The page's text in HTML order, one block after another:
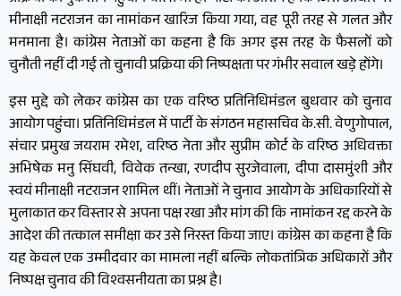
मीनाक्षी नटराजन का नामांकन खारिज किया गया, वह पूरी तरह से गलत और
मनमाना है। कांग्रेस नेताओं का कहना है कि अगर इस तरह के फैसलों को
चुनौती नहीं दी गई तो चुनावी प्रक्रिया की निष्पक्षता पर गंभीर सवाल खड़े होंगे।
इस मुद्दे को लेकर कांग्रेस का एक वरिष्ठ प्रतिनिधिमंडल बुधवार को चुनाव
आयोग पहुंचा। प्रतिनिधिमंडल में पार्टी के संगठन महासचिव के.सी. वेणुगोपाल,
संचार प्रमुख जयराम रमेश, वरिष्ठ नेता और सुप्रीम कोर्ट के वरिष्ठ अधिवक्ता
अभिषेक मनु सिंघवी, विवेक तन्खा, रणदीप सुरजेवाला, दीपा दासमुंशी और
स्वयं मीनाक्षी नटराजन शामिल थीं। नेताओं ने चुनाव आयोग के अधिकारियों से
मुलाकात कर विस्तार से अपना पक्ष रखा और मांग की कि नामांकन रद्द करने के
आदेश की तत्काल समीक्षा कर उसे निरस्त किया जाए। कांग्रेस का कहना है कि
यह केवल एक उम्मीदवार का मामला नहीं बल्कि लोकतांत्रिक अधिकारों और
निष्पक्ष चुनाव की विश्वसनीयता का प्रश्न है।